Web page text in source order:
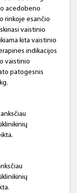
acedobeno
rinkoje esančio
vaistinio
kita vaistinio
indikacijos
vaistinio
patogesnis